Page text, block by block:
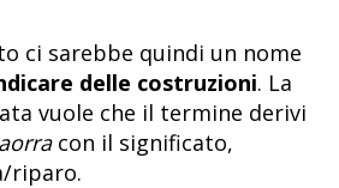
ci sarebbe quindi un nome
delle costruzioni. La
vuole che il termine derivi
con il significato,
riparo.